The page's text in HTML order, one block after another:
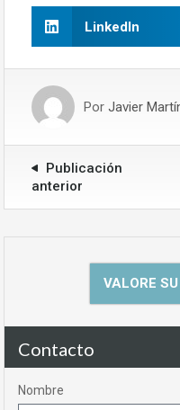
LinkedIn
Por Javier
Publicación
anterior
VALORE
Contacto
Nombre